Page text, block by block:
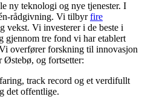
ny teknologi og nye tjenester. I
rådgivning. Vi tilbyrfire
vekst. Vi investerer i de beste i
gjennom tre fond vi har etablert
overfører forskning til innovasjon
Østebø, og fortsetter:
track record og et verdifullt
det offentlige.